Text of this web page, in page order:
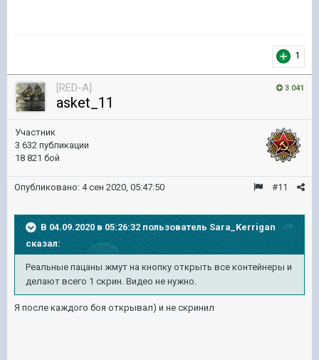
1
3 041
[RED-A]
asket_11
Участник
3 632 публикации
18 821 бой
#11
Опубликовано: 4 сен 2020, 05:47:50
В 04.09.2020 в 05:26:32 пользователь Sara_Kerrigan
сказал:
Реальные пацаны жмут на кнопку открыть все контейнеры и
делают всего 1 скрин. Видео не нужно.
Я после каждого боя открывал) и не скринил